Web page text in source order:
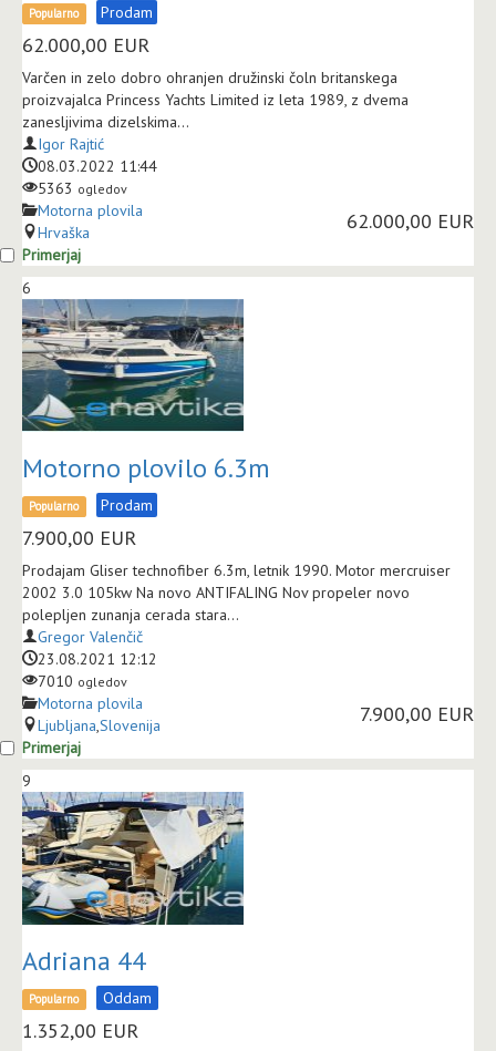
Popularno Prodam
62.000,00 EUR
Varčen in zelo dobro ohranjen družinski čoln britanskega
proizvajalca Princess Yachts Limited iz leta 1989, z dvema
zanesljivima dizelskima...
Igor Rajtić
08.03.2022 11:44
5363 ogledov
62.000,00 EUR
Motorna plovila
Hrvaška
Primerjaj
6
Motorno plovilo 6.3m
Popularno Prodam
7.900,00 EUR
Prodajam Gliser technofiber 6.3m, letnik 1990. Motor mercruiser
2002 3.0 105kw Na novo ANTIFALING Nov propeler novo
polepljen zunanja cerada stara...
Gregor Valenčič
23.08.2021 12:12
7010 ogledov
7.900,00 EUR
Motorna plovila
Ljubljana,Slovenija
Primerjaj
9
Adriana 44
Popularno Oddam
1.352,00 EUR